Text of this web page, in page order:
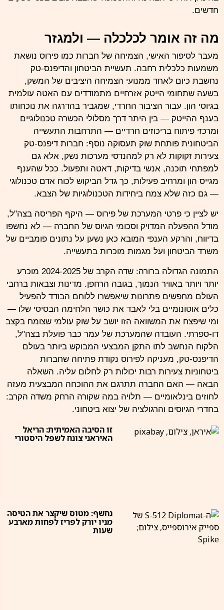
חדשים.
מה זה אומר לכלכלה — ולמגזר
מעבר לסיפור האישי, הצמיחה של חברות כמו פירוס נושאת
משמעות כלכלית רחבה. תעשיית הביטחון והדיפנס-טק
נחשבת כיום לאחד ממנועי הצמיחה היציבים של המשק,
בשעה שתחומי הייטק אזרחיים מתמודדים עם האטה עולמית
בגיוסי הון. עבור הציבור החרדי, שמגביר בהדרגה את נוכחותו
בענף ההייטק — בין היתר דרך מסלולי הכשרה טכנולוגיים
ומרכזי פיתוח בריכוזים חרדיים — התרחבות התעשייה
הביטחונית פותחת שוק תעסוקה נוסף: חברות דיפנס-טק
צעירות זקוקות לא רק למהנדסי מערכות נשק, אלא גם
למפתחי תוכנה, אנשי בדיקות, דאטה ותפעול. ככל שהענף
מגייס הון ומרחיב פעילות, כך גדל הביקוש לכוח אדם טכנולוגי
— גם כזה שלא צמח ביחידות הטכנולוגיות של הצבא.
יש לציין כי פרטי המערכת של פירוס — היקף הפריסה בצה"ל,
מודל ההפעלה המדויק וסכומי הגיוס של החברה — לא נחשפו
בדיווח, והרקע הענפי המובא כאן נשען על נתונים פומביים של
משרד הביטחון ועל מגמות מוכרות בתעשייה.
התמונה הגדולה ברורה: שדה הקרב של 2024-2025 מוכרע
יותר ויותר באוויר הנמוך, בגובה הרחפן. מדינות וצבאות ברחבי
העולם מחפשים פתרונות שיאפשרו ללוחם הבודד להפעיל
כלים אוטונומיים בלי לאבד את כושר הלחימה הבסיסי שלו —
ומי שיפצח את המשוואה הזו יושב על שוק עולמי שצומח בקצב
דו-ספרתי. העובדה שהמערכת של עמר כבר פועלת בצה"ל,
הלקוח הנחשב לתו התקן המבצעי המבוקש ביותר בעולם
הדיפנס-טק, מעניקה לפירוס נקודת פתיחה שחברות
ביטחוניות צעירות רבות יכולות רק לחלום עליה. השאלה
הבאה — האם החברה תתרגם את ההוכחה המבצעית מעזה
לחוזים בינלאומיים — תלויה במה שקורה הרחק משדה הקרב:
בחדרי הגיוסים והרגולציה של יצוא ביטחוני.
זו הסיבה האמיתית: הריאל
האיראני צונח לשפל היסטורי
נחשף: מטוס שיקצר את הטיסה
מניו יורק לפריז לפחות מארבע
שעות